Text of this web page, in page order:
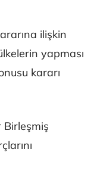
ilişkin
yapması
kararı
Birleşmiş